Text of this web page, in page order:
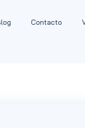
Contacto